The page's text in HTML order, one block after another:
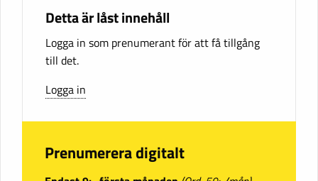
Detta är låst innehåll
Logga in som prenumerant för att få tillgång
till det.
Logga in
Prenumerera digitalt